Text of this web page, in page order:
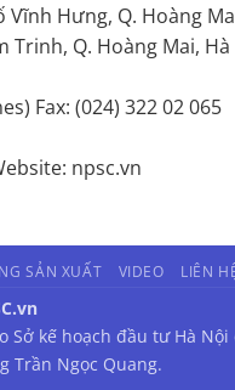
Vĩnh Hưng, Q. Hoàng
Trinh, Q. Hoàng Mai,
Fax: (024) 322 02 065
npsc.vn
SẢN XUẤT VIDEO LIÊN
Sở kế hoạch đầu tư Hà Nội
Trần Ngọc Quang.